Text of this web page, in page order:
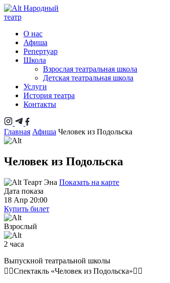
Народный
театр
О нас
Афиша
Репертуар
Школа
Взрослая театральная школа
Детская театральная школа
Услуги
История театра
Контакты
Главная Афиша Человек из Подольска
Человек из Подольска
Теарт Эна Показать на карте
Дата показа
18 Апр 20:00
Купить билет
Взрослый
2 часа
Выпускной театральной школы
🕵️‍♂️Спектакль «Человек из Подольска»🕵️‍♂️